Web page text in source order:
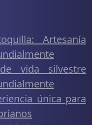
Artesanía
vida silvestre
única para